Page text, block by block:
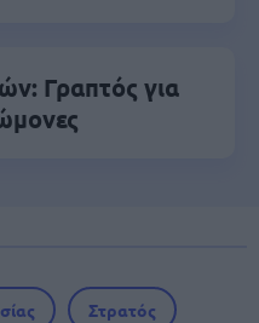
Γραπτός για
Στρατός